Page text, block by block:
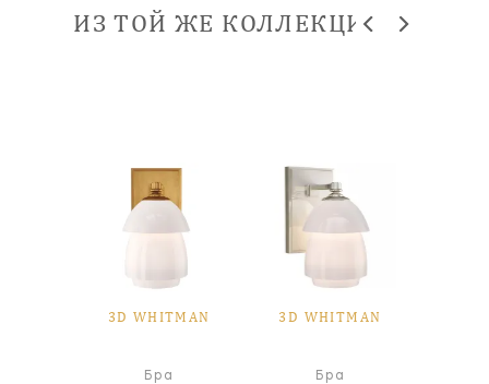
ИЗ ТОЙ ЖЕ КОЛЛЕКЦИИ
3D WHITMAN
Бра
3D WHITMAN
Бра